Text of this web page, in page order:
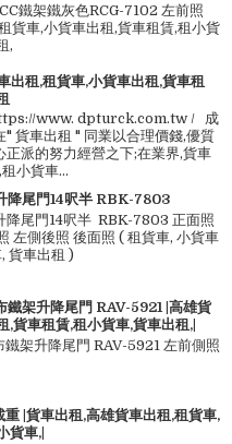
鐵架鐵灰色RCG-7102 左前照
車,小貨車出租,貨車租賃,租小貨
,
出租,租貨車,小貨車出租,貨車租
www. dpturck.com.tw / 成
" 貨車出租 " 同業以合理價錢,優質
正派的努力經營之下;在業界,貨車
小貨車...
降尾門14呎半 RBK-7803
降尾門14呎半 RBK-7803 正面照
左側後照 後面照 ( 租貨車, 小貨車
貨車出租 )
架升降尾門 RAV-5921 |高雄貨
,貨車租賃,租小貨車,貨車出租,|
架升降尾門 RAV-5921 左前側照
|貨車出租,高雄貨車出租,租貨車,
貨車,|